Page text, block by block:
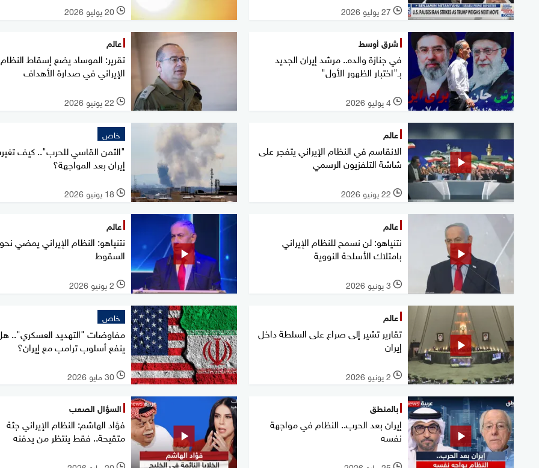
l 27 يوليو 2026 l 20 يوليو 2026
شرق أوسط
في جنازة والده.. مرشد إيران الجديد
بـ"اختبار الظهور الأول"
l 4 يوليو 2026
عالم
تقرير: الموساد يضع إسقاط النظام
الإيراني في صدارة الأهداف
l 22 يونيو 2026
عالم
الانقاسم في النظام الإيراني يتفجر على
شاشة التلفزيون الرسمي
l 22 يونيو 2026
خاص
"الثمن القاسي للحرب".. كيف
إيران بعد المواجهة؟
l 18 يونيو 2026
عالم
نتنياهو: لن نسمح للنظام الإيراني
بامتلاك الأسلحة النووية
l 3 يونيو 2026
عالم
نتنياهو: النظام الإيراني يمضي نحو
السقوط
l 2 يونيو 2026
عالم
تقارير تشير إلى صراع على السلطة داخل
إيران
l 2 يونيو 2026
خاص
مفاوضات "التهديد العسكري"..
ينفع أسلوب ترامب مع إيران؟
l 30 مايو 2026
بالمنطق
إيران بعد الحرب.. النظام في مواجهة
نفسه
l
السؤال الصعب
فؤاد الهاشم: النظام الإيراني جثة
متقيحة.. فقط ينتظر من يدفنه
l